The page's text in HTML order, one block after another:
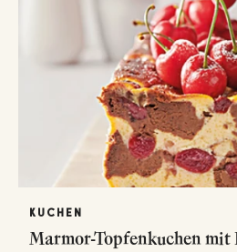
KUCHEN
Marmor-Topfenkuchen mit